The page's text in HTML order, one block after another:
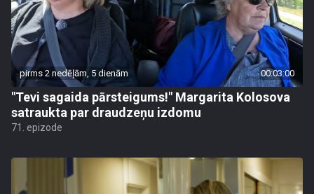
pirms 2 nedēļām, 5 dienām 00:03:00
"Tevi sagaida pārsteigums!" Margarita Kolosova
satraukta par draudzeņu izdomu
71. epizode